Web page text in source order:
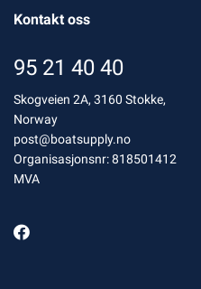
Kontakt oss
95 21 40 40
Skogveien 2A, 3160 Stokke,
Norway
post@boatsupply.no
Organisasjonsnr: 818501412
MVA